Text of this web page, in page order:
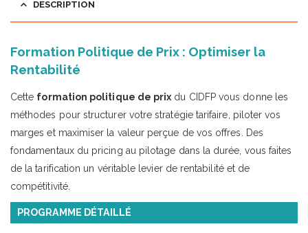
DESCRIPTION
Formation Politique de Prix : Optimiser la
Rentabilité
Cette formation politique de prixdu CIDFP vous donne les
méthodes pour structurer votre stratégie tarifaire, piloter vos
marges et maximiser la valeur perçue de vos offres. Des
fondamentaux du pricing au pilotage dans la durée, vous faites
de la tarification un véritable levier de rentabilité et de
compétitivité.
PROGRAMME DÉTAILLÉ